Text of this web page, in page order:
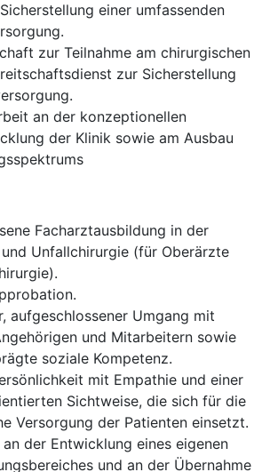
einer umfassenden
zur Teilnahme am chirurgischen
zur Sicherstellung
an der konzeptionellen
der Klinik sowie am Ausbau
Facharztausbildung in der
Unfallchirurgie (für Oberärzte
aufgeschlossener Umgang mit
und Mitarbeitern sowie
soziale Kompetenz.
mit Empathie und einer
Sichtweise, die sich für die
Versorgung der Patienten einsetzt.
an der Entwicklung eines eigenen
und an der Übernahme